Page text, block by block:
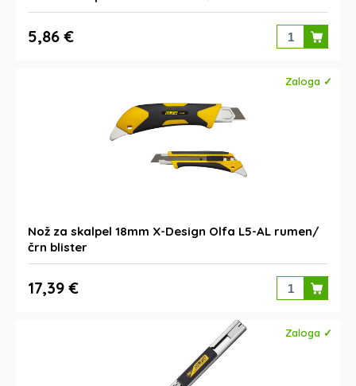
5,86 €
Zaloga ✓
Nož za skalpel 18mm X-Design Olfa L5-AL rumen/
črn blister
17,39 €
Zaloga ✓